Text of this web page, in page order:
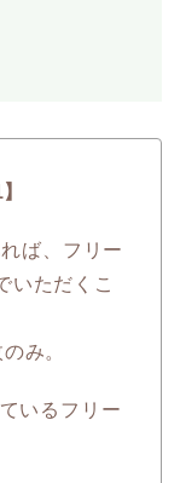
ば、フリー
いただくこ
み。
いるフリー